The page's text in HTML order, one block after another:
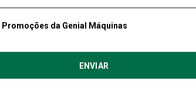
Desejo receber Promoções da Genial Máquinas